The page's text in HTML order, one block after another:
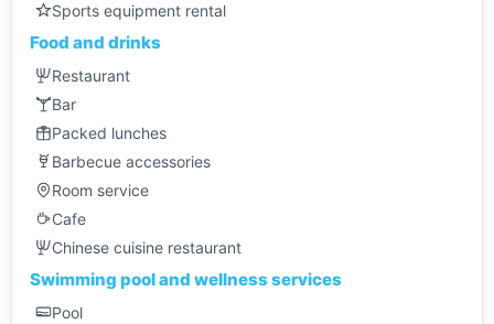
Sports equipment rental
Food and drinks
Restaurant
Bar
Packed lunches
Barbecue accessories
Room service
Cafe
Chinese cuisine restaurant
Swimming pool and wellness services
Pool